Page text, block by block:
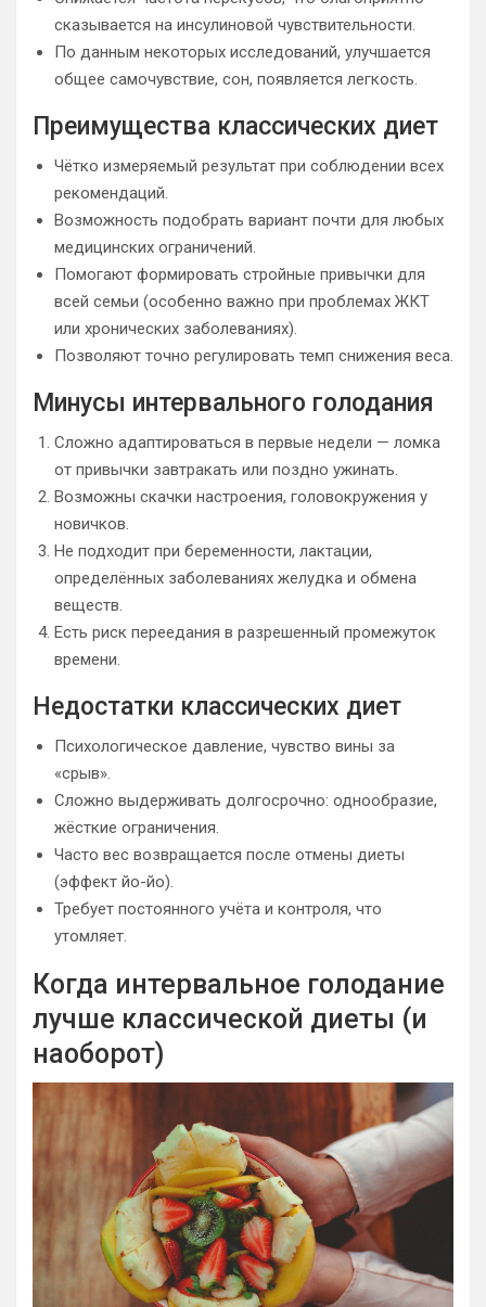
сказывается на инсулиновой чувствительности.
По данным некоторых исследований, улучшается
общее самочувствие, сон, появляется легкость.
Преимущества классических диет
Чётко измеряемый результат при соблюдении всех
рекомендаций.
Возможность подобрать вариант почти для любых
медицинских ограничений.
Помогают формировать стройные привычки для
всей семьи (особенно важно при проблемах ЖКТ
или хронических заболеваниях).
Позволяют точно регулировать темп снижения веса.
Минусы интервального голодания
Сложно адаптироваться в первые недели — ломка
от привычки завтракать или поздно ужинать.
Возможны скачки настроения, головокружения у
новичков.
Не подходит при беременности, лактации,
определённых заболеваниях желудка и обмена
веществ.
Есть риск переедания в разрешенный промежуток
времени.
Недостатки классических диет
Психологическое давление, чувство вины за
«срыв».
Сложно выдерживать долгосрочно: однообразие,
жёсткие ограничения.
Часто вес возвращается после отмены диеты
(эффект йо-йо).
Требует постоянного учёта и контроля, что
утомляет.
Когда интервальное голодание
лучше классической диеты (и
наоборот)